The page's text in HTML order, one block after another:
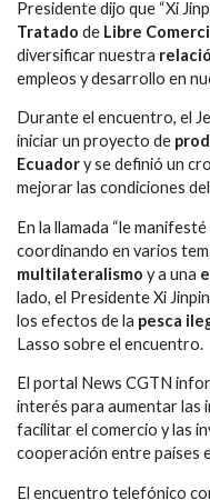
Presidente dijo que “Xi
Tratado de Libre
diversificar nuestra
empleos y desarrollo en
Durante el encuentro, el
iniciar un proyecto de
Ecuadory se definió un
mejorar las condiciones
En la llamada “le
coordinando en varios
multilateralismo y a una
lado, el Presidente Xi
los efectos de la pesca
Lasso sobre el encuentro.
El portal News CGTN
interés para aumentar las
facilitar el comercio y las
cooperación entre países
El encuentro telefónico